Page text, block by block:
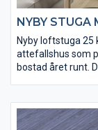
NYBY STUGA
Nyby loftstuga 25
attefallshus som
bostad året runt.
och ytterdörr